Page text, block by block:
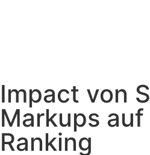
Impact von
Markups auf
Ranking